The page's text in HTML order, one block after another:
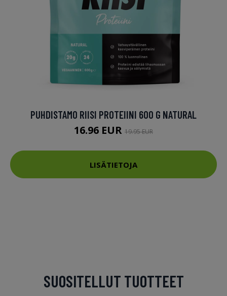
PUHDISTAMO RIISI PROTEIINI 600 G NATURAL
16.96 EUR 19.95 EUR
LISÄTIETOJA
SUOSITELLUT TUOTTEET